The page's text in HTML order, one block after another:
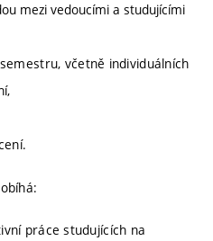
mezi vedoucími a studujícími
včetně individuálních
práce studujících na